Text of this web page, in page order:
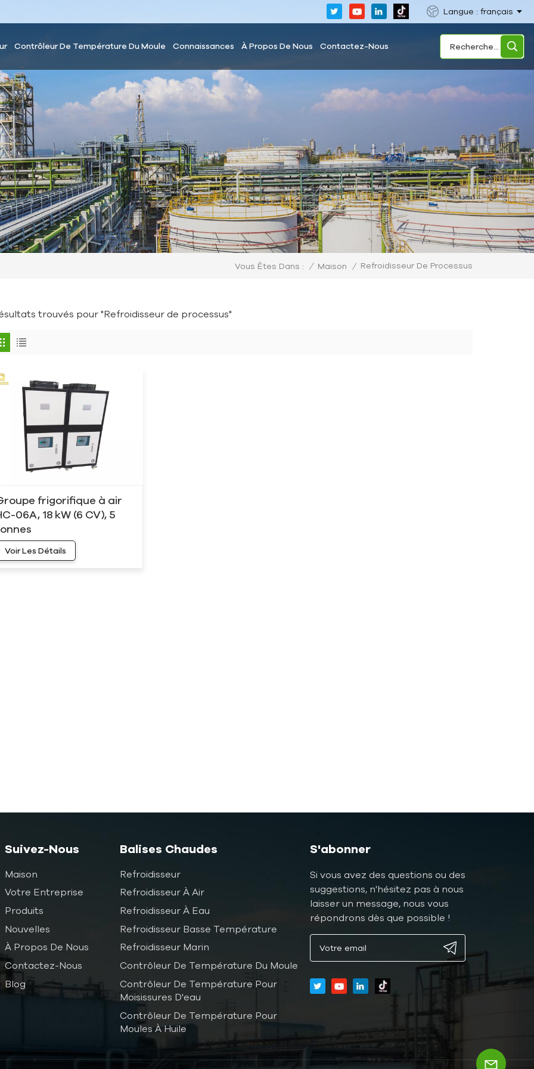
Langue : français
Contrôleur De Température Du Moule Connaissances À Propos De Nous Contactez-Nous
Vous Êtes Dans : / Maison / Refroidisseur De Processus
trouvés pour "Refroidisseur de processus"
frigorifique à air
06A, 18 kW (6 CV), 5
Voir Les Détails
Suivez-Nous
Maison
Votre Entreprise
Produits
Nouvelles
À Propos De Nous
Contactez-Nous
Blog
Balises Chaudes
Refroidisseur
Refroidisseur À Air
Refroidisseur À Eau
Refroidisseur Basse Température
Refroidisseur Marin
Contrôleur De Température Du Moule
Contrôleur De Température Pour
Moisissures D'eau
Contrôleur De Température Pour
Moules À Huile
S'abonner
Si vous avez des questions ou des
suggestions, n'hésitez pas à nous
laisser un message, nous vous
répondrons dès que possible !